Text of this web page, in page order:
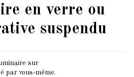
en verre ou
suspendu
sur
par vous-même.